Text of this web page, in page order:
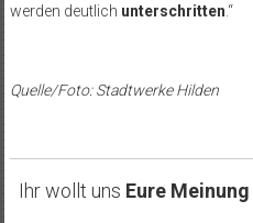
werden deutlich unterschritten .“
Quelle/Foto: Stadtwerke Hilden
Ihr wollt uns Eure Meinung